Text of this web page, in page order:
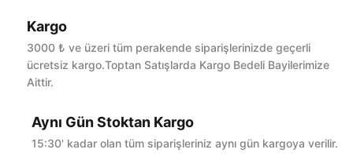
Bu ürüne ilk yorumu siz yapın!
Kargo
3000 ₺ ve üzeri tüm perakende siparişlerinizde geçerli
ücretsiz kargo.Toptan Satışlarda Kargo Bedeli Bayilerimize
Aittir.
Aynı Gün Stoktan Kargo
15:30' kadar olan tüm siparişleriniz aynı gün kargoya verilir.